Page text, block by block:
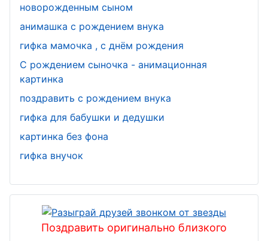
новорожденным сыном
анимашка с рождением внука
гифка мамочка , с днём рождения
С рождением сыночка - анимационная
картинка
поздравить с рождением внука
гифка для бабушки и дедушки
картинка без фона
гифка внучок
Поздравить оригинально близкого